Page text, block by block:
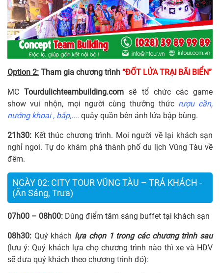
Option 2: Tham gia chương trình “ĐỐT LỬA TRẠI BÃI BIỂN”
MCTourdulichteambuilding.com sẽ tổ chức các game
show vui nhộn, mọi người cùng thưởng thức rượu cần,
nướng khoai , bắp,.... quây quần bên ánh lửa bập bùng.
21h30: Kết thúc chương trình. Mọi người về lại khách sạn
nghỉ ngơi. Tự do khám phá thành phố du lịch Vũng Tàu về
đêm.
NGÀY 02: CITY TOUR VŨNG TÀU – TRẢ KHÁCH -
(Ăn Sáng, Trưa)
07h00 – 08h00: Dùng điểm tâm sáng buffet tại khách sạn
08h30: Quý khách lựa chọn 1 trong các chương trình sau
(lưu ý: Quý khách lựa chọ chương trình nào thì xe và HDV
sẽ đưa quý khách theo chương trình đó):